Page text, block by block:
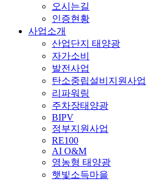
오시는길
인증현황
사업소개
산업단지 태양광
자가소비
발전사업
탄소중립설비지원사업
리파워링
주차장태양광
BIPV
정부지원사업
RE100
AI O&M
영농형 태양광
햇빛소득마을